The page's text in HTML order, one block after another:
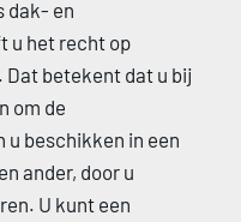
dak- en
u het recht op
betekent dat u bij
om de
u beschikken in een
ander, door u
U kunt een